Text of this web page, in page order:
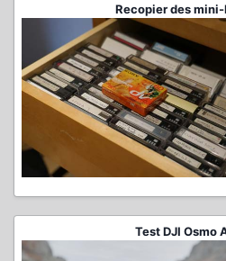
Recopier des mini-
Test DJI Osmo